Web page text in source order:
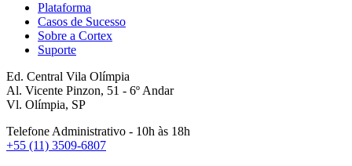
Plataforma
Casos de Sucesso
Sobre a Cortex
Suporte
Ed. Central Vila Olímpia
Al. Vicente Pinzon, 51 - 6º Andar
Vl. Olímpia, SP
Telefone Administrativo - 10h às 18h
+55 (11) 3509-6807